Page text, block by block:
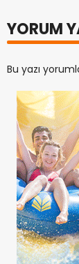
YORUM
Bu yazı